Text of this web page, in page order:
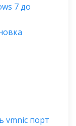
7 до
vmnic порт